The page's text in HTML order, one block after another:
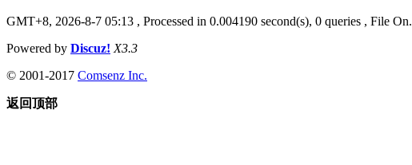
GMT+8, 2026-8-7 05:13 , Processed in 0.004190 second(s), 0 queries , File On.
Powered by Discuz! X3.3
© 2001-2017 Comsenz Inc.
返回顶部